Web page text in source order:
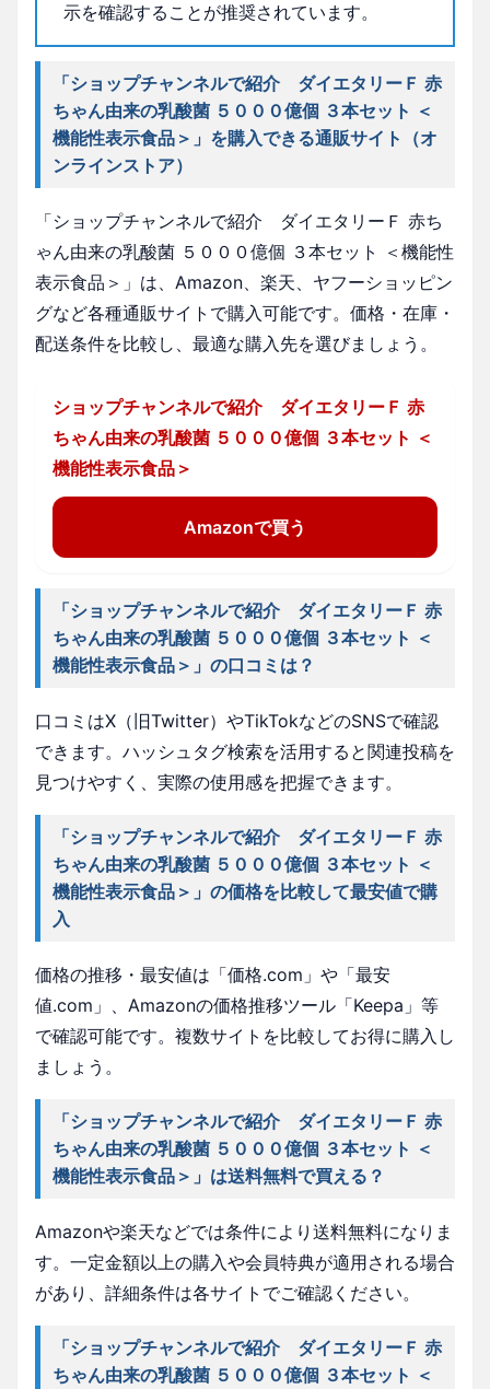
示を確認することが推奨されています。
「ショップチャンネルで紹介 ダイエタリーＦ 赤
ちゃん由来の乳酸菌 ５０００億個 ３本セット ＜
機能性表示食品＞」を購入できる通販サイト（オ
ンラインストア）
「ショップチャンネルで紹介 ダイエタリーＦ 赤ち
ゃん由来の乳酸菌 ５０００億個 ３本セット ＜機能性
表示食品＞」は、Amazon、楽天、ヤフーショッピン
グなど各種通販サイトで購入可能です。価格・在庫・
配送条件を比較し、最適な購入先を選びましょう。
ショップチャンネルで紹介 ダイエタリーＦ 赤
ちゃん由来の乳酸菌 ５０００億個 ３本セット ＜
機能性表示食品＞
Amazonで買う
「ショップチャンネルで紹介 ダイエタリーＦ 赤
ちゃん由来の乳酸菌 ５０００億個 ３本セット ＜
機能性表示食品＞」の口コミは？
口コミはX（旧Twitter）やTikTokなどのSNSで確認
できます。ハッシュタグ検索を活用すると関連投稿を
見つけやすく、実際の使用感を把握できます。
「ショップチャンネルで紹介 ダイエタリーＦ 赤
ちゃん由来の乳酸菌 ５０００億個 ３本セット ＜
機能性表示食品＞」の価格を比較して最安値で購
入
価格の推移・最安値は「価格.com」や「最安
値.com」、Amazonの価格推移ツール「Keepa」等
で確認可能です。複数サイトを比較してお得に購入し
ましょう。
「ショップチャンネルで紹介 ダイエタリーＦ 赤
ちゃん由来の乳酸菌 ５０００億個 ３本セット ＜
機能性表示食品＞」は送料無料で買える？
Amazonや楽天などでは条件により送料無料になりま
す。一定金額以上の購入や会員特典が適用される場合
があり、詳細条件は各サイトでご確認ください。
「ショップチャンネルで紹介 ダイエタリーＦ 赤
ちゃん由来の乳酸菌 ５０００億個 ３本セット ＜